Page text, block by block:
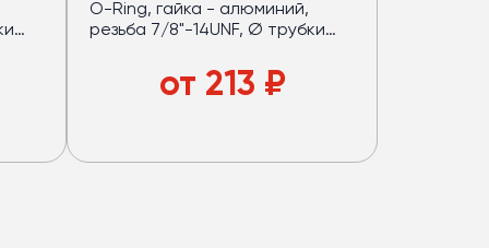
O-Ring, гайка - алюминий,
резьба 7/8"-14UNF, Ø трубки
от 213 ₽